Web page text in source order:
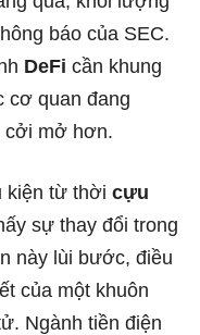
báo của SEC.
DeFi cần khung
cơ quan đang
cởi mở hơn.
kiện từ thời cựu
sự thay đổi trong
này lùi bước, điều
của một khuôn
Ngành tiền điện